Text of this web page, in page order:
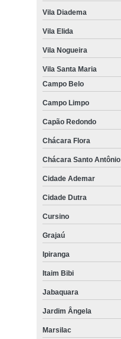
Vila Diadema
Vila Elida
Vila Nogueira
Vila Santa Maria
Campo Belo
Campo Limpo
Capão Redondo
Chácara Flora
Chácara Santo Antônio
Cidade Ademar
Cidade Dutra
Cursino
Grajaú
Ipiranga
Itaim Bibi
Jabaquara
Jardim Ângela
Marsilac